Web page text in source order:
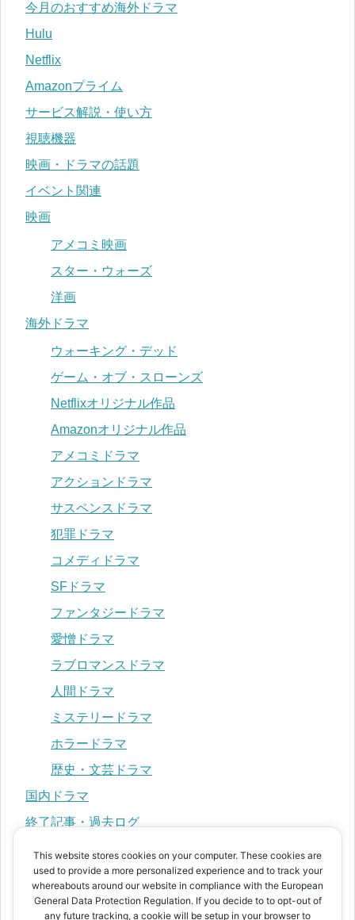
今月のおすすめ海外ドラマ
Hulu
Netflix
Amazonプライム
サービス解説・使い方
視聴機器
映画・ドラマの話題
イベント関連
映画
アメコミ映画
スター・ウォーズ
洋画
海外ドラマ
ウォーキング・デッド
ゲーム・オブ・スローンズ
Netflixオリジナル作品
Amazonオリジナル作品
アメコミドラマ
アクションドラマ
サスペンスドラマ
犯罪ドラマ
コメディドラマ
SFドラマ
ファンタジードラマ
愛憎ドラマ
ラブロマンスドラマ
人間ドラマ
ミステリードラマ
ホラードラマ
歴史・文芸ドラマ
国内ドラマ
終了記事・過去ログ
プライバシーポリシー
運営者情報
This website stores cookies on your computer. These cookies are
used to provide a more personalized experience and to track your
whereabouts around our website in compliance with the European
General Data Protection Regulation. If you decide to to opt-out of
any future tracking, a cookie will be setup in your browser to